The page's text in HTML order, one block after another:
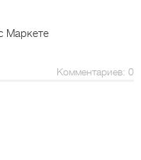
Маркете
Комментариев: 0